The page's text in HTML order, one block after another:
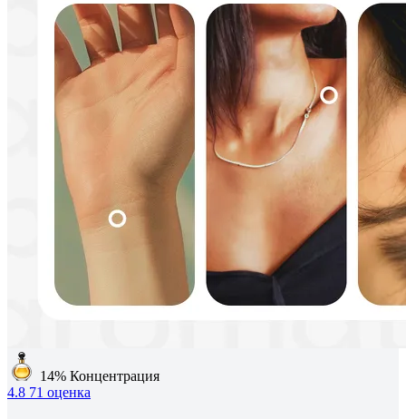
14% Концентрация
4.8 71 оценка